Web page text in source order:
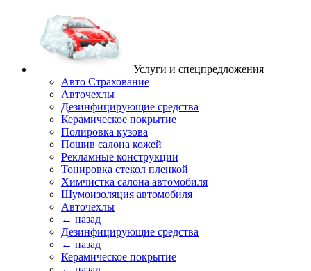
Услуги и спецпредложения
Авто Страхование
Авточехлы
Дезинфицирующие средства
Керамическое покрытие
Полировка кузова
Пошив салона кожей
Рекламные конструкции
Тонировка стекол пленкой
Химчистка салона автомобиля
Шумоизоляция автомобиля
Авточехлы
← назад
Дезинфицирующие средства
← назад
Керамическое покрытие